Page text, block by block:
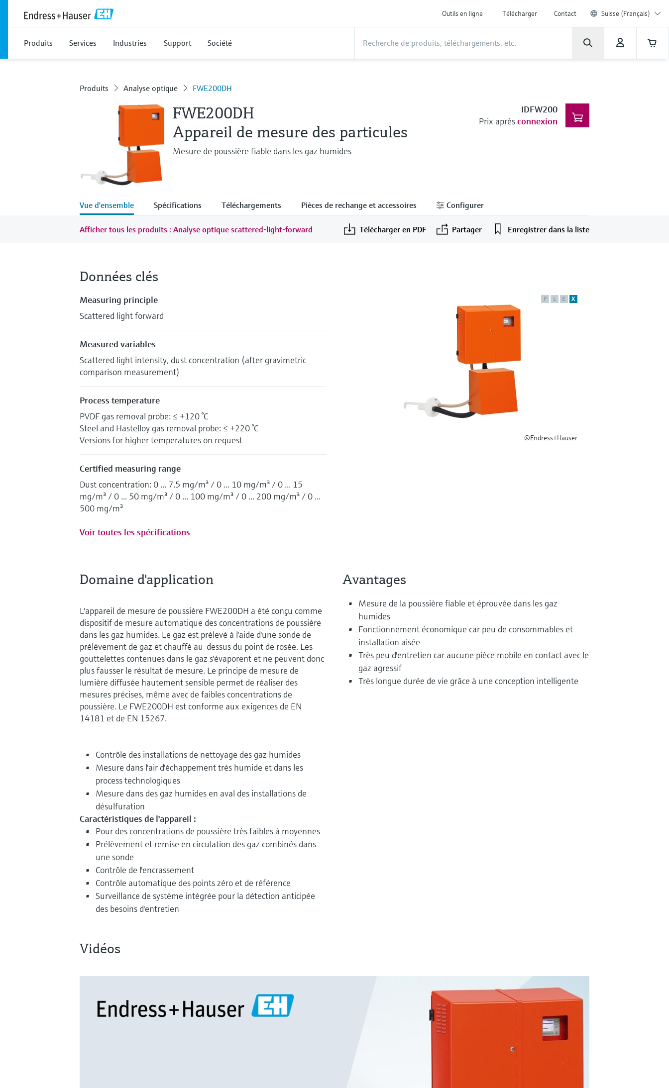
Outils en ligne Télécharger Contact Suisse (Français)
Produits Services Industries Support Société
Produits Analyse optique FWE200DH
FWE200DH
Appareil de mesure des particules
Mesure de poussière fiable dans les gaz humides
IDFW200
Prix aprèsconnexion
Vue d'ensemble Spécifications Téléchargements Pièces de rechange et accessoires Configurer
Afficher tous les produits : Analyse optique scattered-light-forward Télécharger en PDF Partager Enregistrer dans la liste
F L E X
©Endress+Hauser
Données clés
Measuring principle
Scattered light forward
Measured variables
Scattered light intensity, dust concentration (after gravimetric
comparison measurement)
Process temperature
PVDF gas removal probe: ≤ +120 °C
Steel and Hastelloy gas removal probe: ≤ +220 °C
Versions for higher temperatures on request
Certified measuring range
Dust concentration: 0 ... 7.5 mg/m³ / 0 ... 10 mg/m³ / 0 ... 15
mg/m³ / 0 ... 50 mg/m³ / 0 ... 100 mg/m³ / 0 ... 200 mg/m³ / 0 ...
500 mg/m³
Voir toutes les spécifications
Domaine d'application
L'appareil de mesure de poussière FWE200DH a été conçu comme
dispositif de mesure automatique des concentrations de poussière
dans les gaz humides. Le gaz est prélevé à l'aide d'une sonde de
prélèvement de gaz et chauffé au-dessus du point de rosée. Les
gouttelettes contenues dans le gaz s'évaporent et ne peuvent donc
plus fausser le résultat de mesure. Le principe de mesure de
lumière diffusée hautement sensible permet de réaliser des
mesures précises, même avec de faibles concentrations de
poussière. Le FWE200DH est conforme aux exigences de EN
14181 et de EN 15267.
Contrôle des installations de nettoyage des gaz humides
Mesure dans l'air d'échappement très humide et dans les
process technologiques
Mesure dans des gaz humides en aval des installations de
désulfuration
Caractéristiques de l'appareil :
Pour des concentrations de poussière très faibles à moyennes
Prélèvement et remise en circulation des gaz combinés dans
une sonde
Contrôle de l'encrassement
Contrôle automatique des points zéro et de référence
Surveillance de système intégrée pour la détection anticipée
des besoins d'entretien
Avantages
Mesure de la poussière fiable et éprouvée dans les gaz
humides
Fonctionnement économique car peu de consommables et
installation aisée
Très peu d'entretien car aucune pièce mobile en contact avec le
gaz agressif
Très longue durée de vie grâce à une conception intelligente
Vidéos